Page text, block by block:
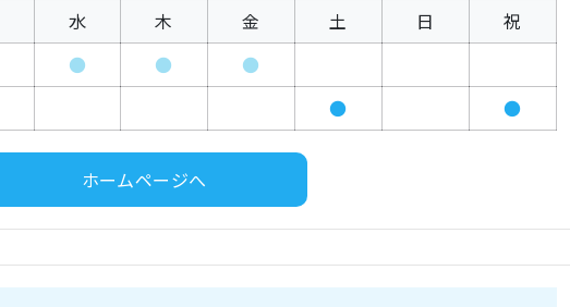
水 木 金 土 日 祝
● ● ●
● ●
ホームページへ